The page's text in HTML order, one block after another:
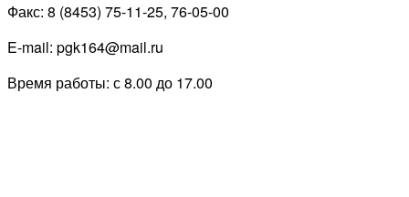
Факс: 8 (8453) 75-11-25, 76-05-00
E-mail: pgk164@mail.ru
Время работы: с 8.00 до 17.00